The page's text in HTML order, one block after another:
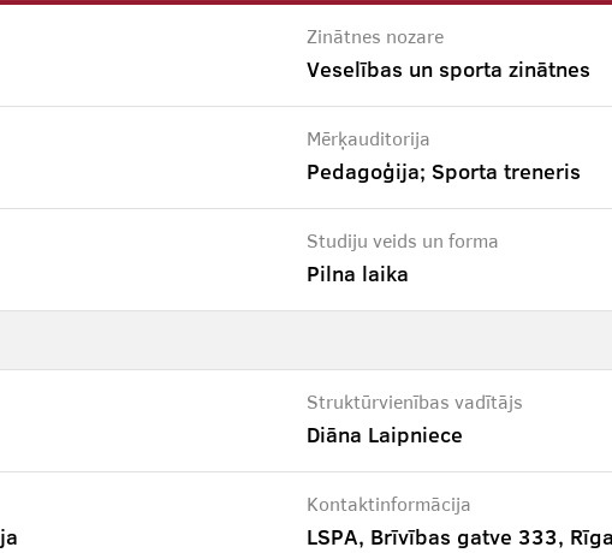
Zinātnes nozare
Veselības un sporta zinātnes
Mērķauditorija
Pedagoģija; Sporta treneris
Studiju veids un forma
Pilna laika
Struktūrvienības vadītājs
Diāna Laipniece
Kontaktinformācija
LSPA, Brīvības gatve 333,